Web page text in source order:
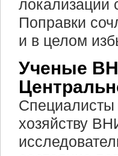
локализации
Поправки
и в целом
Ученые
хозяйству